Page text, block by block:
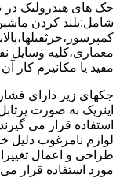
جک های هیدرولیک در
شامل:بلند کردن
معماری،کلیه وسایل
مفید یا مکانیزم کار
اینرپک به صورت
استفاده قرار می
لوازم نامرغوب دلیل
طراحی و اعمال
مورد استفاده قرار می